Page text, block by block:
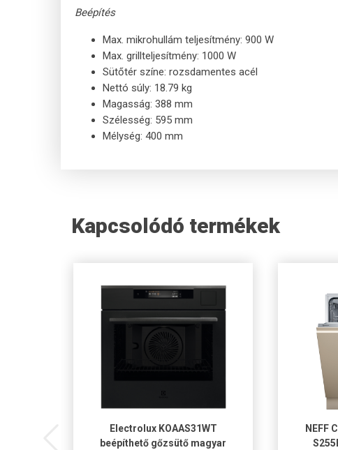
Beépítés
Max. mikrohullám teljesítmény: 900 W
Max. grillteljesítmény: 1000 W
Sütőtér színe: rozsdamentes acél
Nettó súly: 18.79 kg
Magasság: 388 mm
Szélesség: 595 mm
Mélység: 400 mm
Kapcsolódó termékek
Electrolux KOAAS31WT
beépíthető gőzsütő magyar
NEFF